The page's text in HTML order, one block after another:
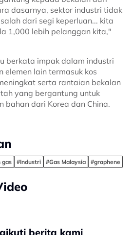
dasarnya, sektor industri tidak
dari segi keperluan... kita
1,000 lebih pelanggan kita,"
berkata impak dalam industri
elemen lain termasuk kos
serta rantaian bekalan
yang bergantung untuk
bahan dari Korea dan China.
gas #Industri #Gas Malaysia #graphene
berita kami